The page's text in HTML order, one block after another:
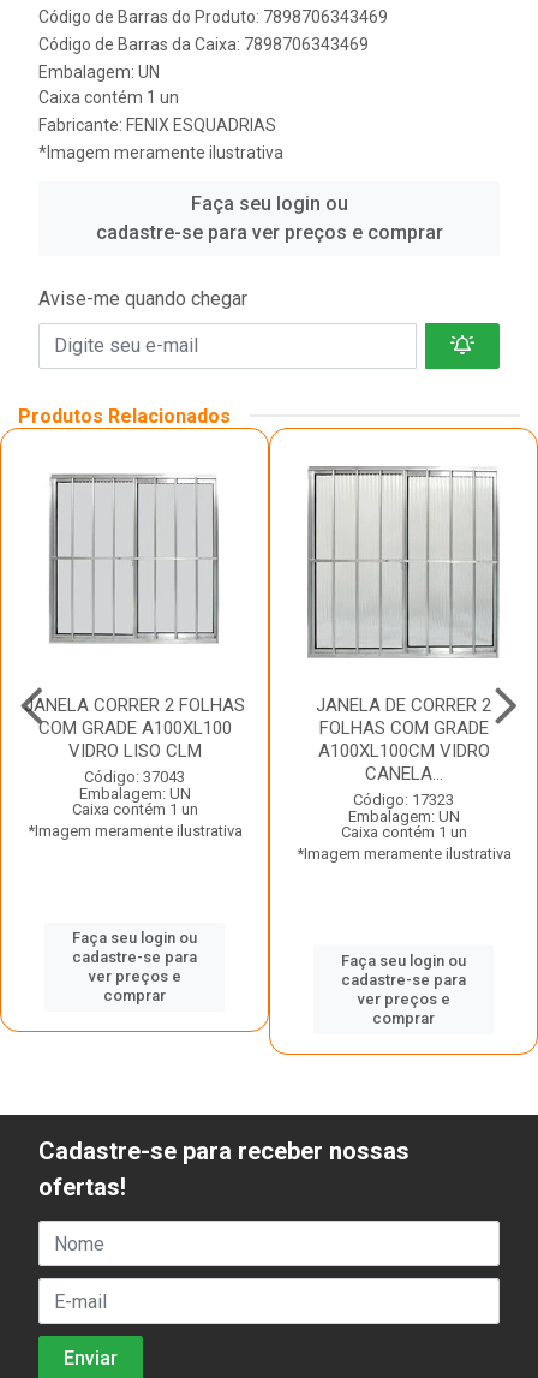
Código de Barras do Produto: 7898706343469
Código de Barras da Caixa: 7898706343469
Embalagem: UN
Caixa contém 1 un
Fabricante: FENIX ESQUADRIAS
*Imagem meramente ilustrativa
Faça seu login ou
cadastre-se para ver preços e comprar
Avise-me quando chegar
Produtos Relacionados
JANELA CORRER 2 FOLHAS
COM GRADE A100XL100
VIDRO LISO CLM
Código: 37043
Embalagem: UN
Caixa contém 1 un
*Imagem meramente ilustrativa
Faça seu login ou
cadastre-se para
ver preços e
comprar
JANELA DE CORRER 2
FOLHAS COM GRADE
A100XL100CM VIDRO
CANELA...
Código: 17323
Embalagem: UN
Caixa contém 1 un
*Imagem meramente ilustrativa
Faça seu login ou
cadastre-se para
ver preços e
comprar
Cadastre-se para receber nossas
ofertas!